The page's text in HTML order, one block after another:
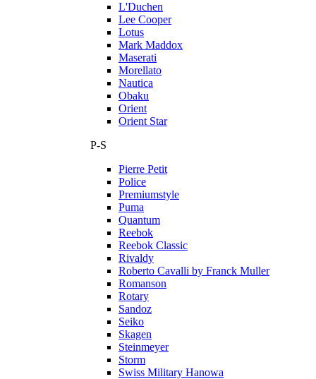
L'Duchen
Lee Cooper
Lotus
Mark Maddox
Maserati
Morellato
Nautica
Obaku
Orient
Orient Star
P-S
Pierre Petit
Police
Premiumstyle
Puma
Quantum
Reebok
Reebok Classic
Rivaldy
Roberto Cavalli by Franck Muller
Romanson
Rotary
Sandoz
Seiko
Skagen
Steinmeyer
Storm
Swiss Military Hanowa